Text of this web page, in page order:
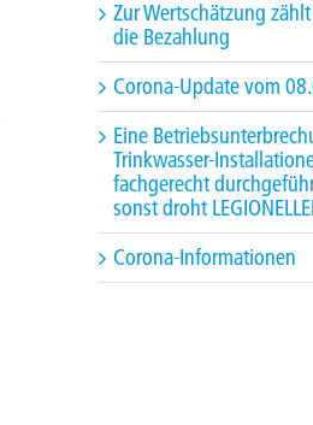
Zur Wertschätzung
die Bezahlung
Corona-Update vom
Eine
Trinkwasser-
fachgerecht
sonst droht
Corona-Informationen